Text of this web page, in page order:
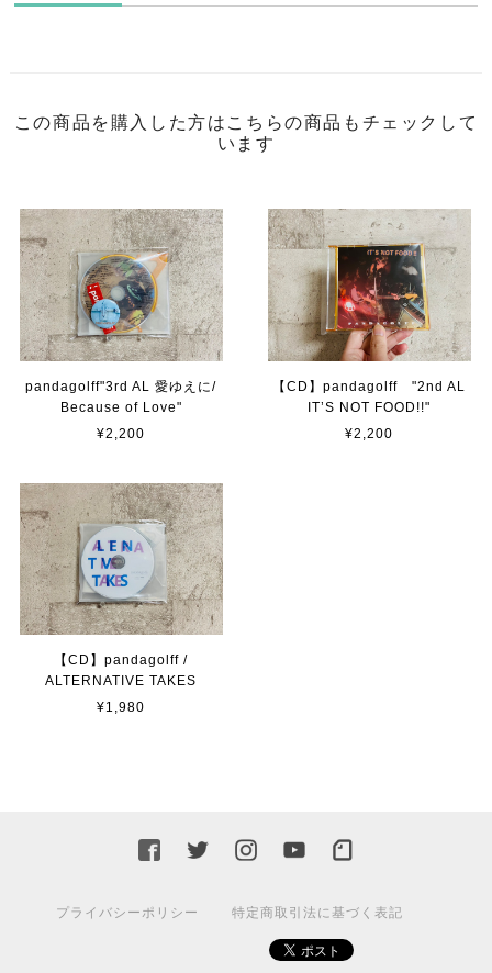
この商品を購入した方はこちらの商品もチェックして
います
pandagolff"3rd AL 愛ゆえに/
Because of Love"
¥2,200
【CD】pandagolff "2nd AL
IT’S NOT FOOD!!"
¥2,200
【CD】pandagolff /
ALTERNATIVE TAKES
¥1,980
プライバシーポリシー 特定商取引法に基づく表記